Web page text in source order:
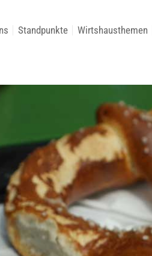
Standpunkte Wirtshausthemen